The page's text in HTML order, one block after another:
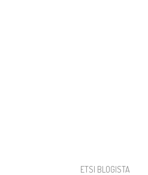
ETSI BLOGISTA